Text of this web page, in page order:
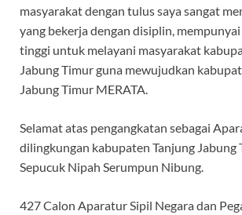
masyarakat dengan tulus saya sangat
yang bekerja dengan disiplin,
tinggi untuk melayani masyarakat
Jabung Timur guna mewujudkan
Jabung Timur MERATA.
Selamat atas pengangkatan sebagai
dilingkungan kabupaten Tanjung Jabung
Sepucuk Nipah Serumpun Nibung.
427 Calon Aparatur Sipil Negara dan